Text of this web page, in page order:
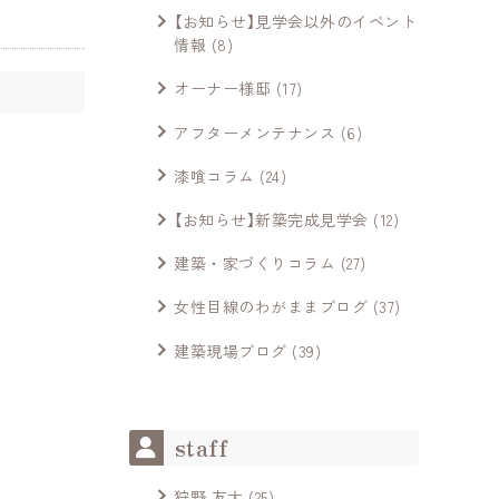
【お知らせ】見学会以外のイベント
情報 (8)
オーナー様邸 (17)
アフターメンテナンス (6)
漆喰コラム (24)
【お知らせ】新築完成見学会 (12)
建築・家づくりコラム (27)
女性目線のわがままブログ (37)
建築現場ブログ (39)
staff